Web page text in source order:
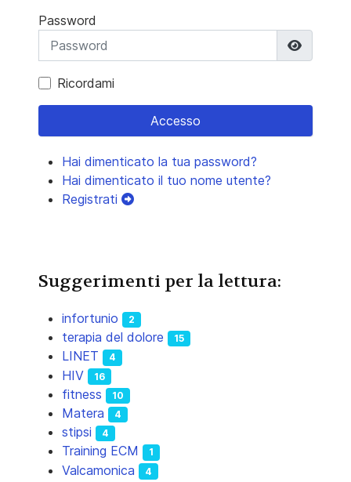
Password
Ricordami
Accesso
Hai dimenticato la tua password?
Hai dimenticato il tuo nome utente?
Registrati
Suggerimenti per la lettura:
infortunio 2
terapia del dolore 15
LINET 4
HIV 16
fitness 10
Matera 4
stipsi 4
Training ECM 1
Valcamonica 4